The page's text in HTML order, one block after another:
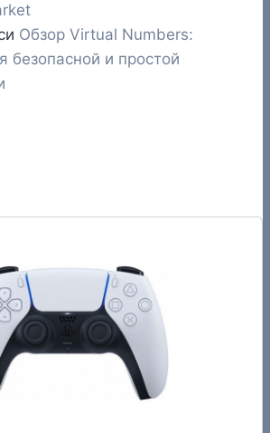
Обзор Virtual Numbers:
безопасной и простой